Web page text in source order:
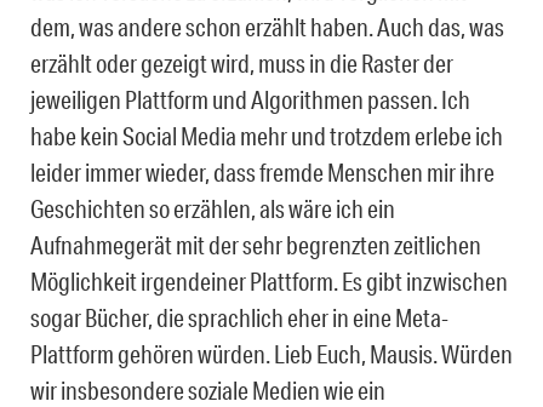
dem, was andere schon erzählt haben. Auch das, was
erzählt oder gezeigt wird, muss in die Raster der
jeweiligen Plattform und Algorithmen passen. Ich
habe kein Social Media mehr und trotzdem erlebe ich
leider immer wieder, dass fremde Menschen mir ihre
Geschichten so erzählen, als wäre ich ein
Aufnahmegerät mit der sehr begrenzten zeitlichen
Möglichkeit irgendeiner Plattform. Es gibt inzwischen
sogar Bücher, die sprachlich eher in eine Meta-
Plattform gehören würden. Lieb Euch, Mausis. Würden
wir insbesondere soziale Medien wie ein